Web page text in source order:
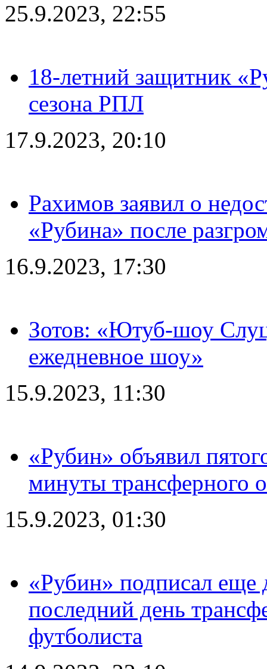
25.9.2023, 22:55
18-летний защитник
сезона РПЛ
17.9.2023, 20:10
Рахимов заявил о
«Рубина» после
16.9.2023, 17:30
Зотов: «Ютуб-шоу
ежедневное шоу»
15.9.2023, 11:30
«Рубин» объявил
минуты трансферного
15.9.2023, 01:30
«Рубин» подписал еще
последний день
футболиста